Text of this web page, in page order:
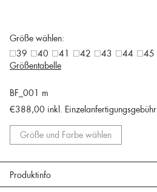
Größe wählen:
39
40 41 42 43 44 45
Größentabelle
BF_001 m
€388,00 inkl. Einzelanfertigungsgebühr
Größe und Farbe wählen
Produktinfo